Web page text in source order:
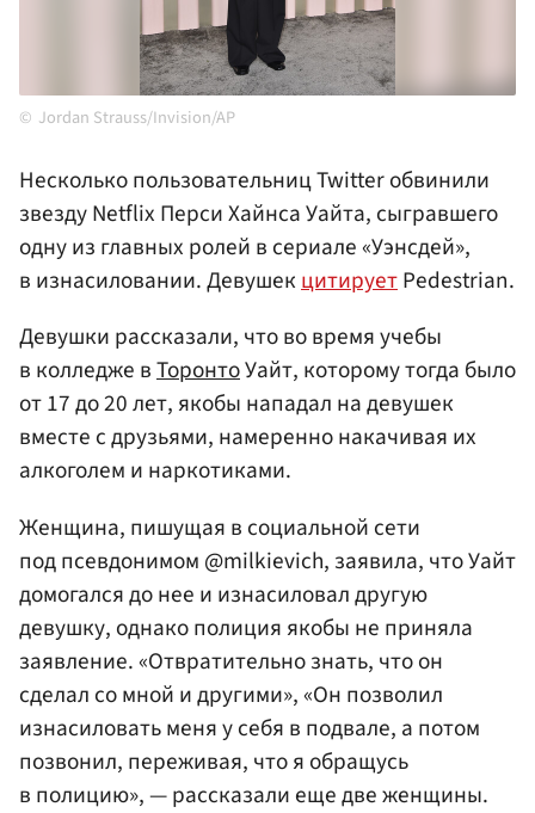
Jordan Strauss/Invision/AP
Несколько пользовательниц Twitter обвинили
звезду Netflix Перси Хайнса Уайта, сыгравшего
одну из главных ролей в сериале «Уэнсдей»,
в изнасиловании. ДевушекцитируетPedestrian.
Девушки рассказали, что во время учебы
в колледже вТоронтоУайт, которому тогда было
от 17 до 20 лет, якобы нападал на девушек
вместе с друзьями, намеренно накачивая их
алкоголем и наркотиками.
Женщина, пишущая в социальной сети
под псевдонимом @milkievich, заявила, что Уайт
домогался до нее и изнасиловал другую
девушку, однако полиция якобы не приняла
заявление. «Отвратительно знать, что он
сделал со мной и другими», «Он позволил
изнасиловать меня у себя в подвале, а потом
позвонил, переживая, что я обращусь
в полицию», — рассказали еще две женщины.